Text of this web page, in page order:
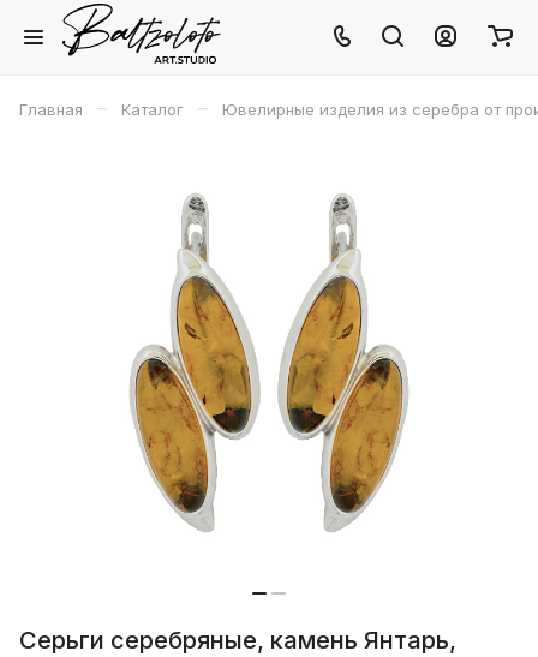
Главная – Каталог – Ювелирные изделия из серебра от
Серьги серебряные, камень Янтарь,